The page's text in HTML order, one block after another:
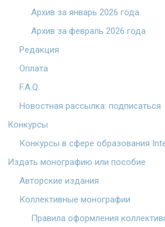
Архив за январь 2026 года
Архив за февраль 2026 года
Редакция
Оплата
F.A.Q.
Новостная рассылка: подписаться
Конкурсы
Конкурсы в сфере образования
Издать монографию или пособие
Авторские издания
Коллективные монографии
Правила оформления